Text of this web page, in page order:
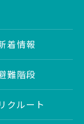
着情報
難階段
クルート